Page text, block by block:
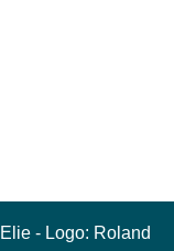
Elie- Logo: Roland